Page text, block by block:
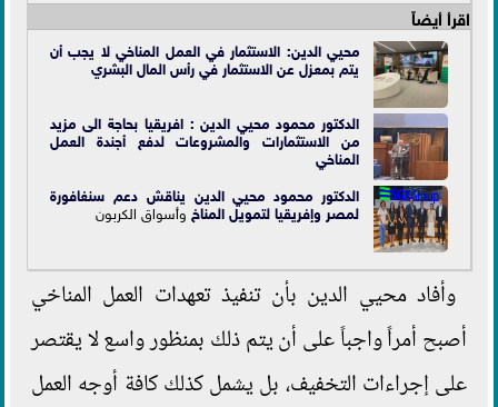
اقرأ أيضاً
محيي الدين: الاستثمار في العمل المناخي لا يجب أن
يتم بمعزل عن الاستثمار في رأس المال البشري
الدكتور محمود محيي الدين : افريقيا بحاجة الى مزيد
من الاستثمارات والمشروعات لدفع أجندة العمل
المناخي
الدكتور محمود محيي الدين يناقش دعم سنغافورة
لمصر وإفريقيا لتمويل المناخ وأسواق الكربون
وأفاد محيي الدين بأن تنفيذ تعهدات العمل المناخي
أصبح أمراً واجباً على أن يتم ذلك بمنظور واسع لا يقتصر
على إجراءات التخفيف، بل يشمل كذلك كافة أوجه العمل